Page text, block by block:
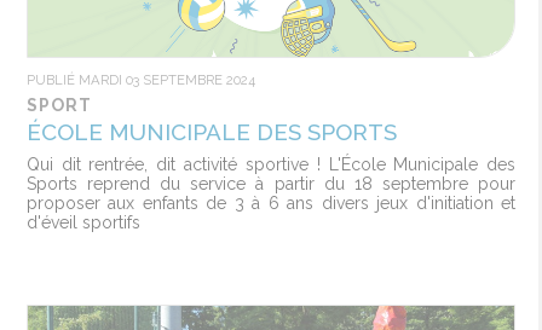
PUBLIÉ MARDI 03 SEPTEMBRE 2024
SPORT
ÉCOLE MUNICIPALE DES SPORTS
Qui dit rentrée, dit activité sportive ! L'École Municipale des
Sports reprend du service à partir du 18 septembre pour
proposer aux enfants de 3 à 6 ans divers jeux d'initiation et
d'éveil sportifs